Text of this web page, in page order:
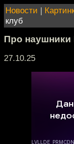
Новости |
клуб
Про наушники
27.10.25